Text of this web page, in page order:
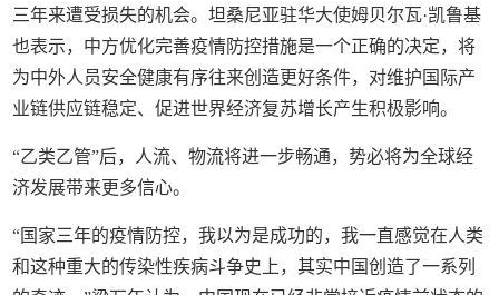
三年来遭受损失的机会。坦桑尼亚驻华大使姆贝尔瓦·凯鲁基
也表示，中方优化完善疫情防控措施是一个正确的决定，将
为中外人员安全健康有序往来创造更好条件，对维护国际产
业链供应链稳定、促进世界经济复苏增长产生积极影响。
“乙类乙管”后，人流、物流将进一步畅通，势必将为全球经
济发展带来更多信心。
“国家三年的疫情防控，我以为是成功的，我一直感觉在人类
和这种重大的传染性疾病斗争史上，其实中国创造了一系列